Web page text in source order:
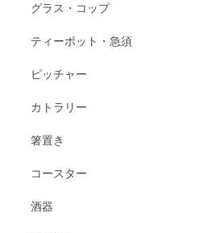
グラス・コップ
ティーポット・急須
ピッチャー
カトラリー
箸置き
コースター
酒器